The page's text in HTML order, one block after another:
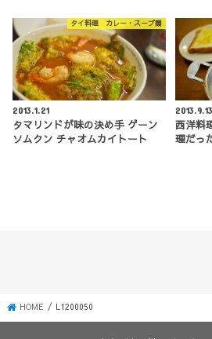
タイ料理 カレー・スープ類
2013.1.21
タマリンドが味の決め手 ゲーン
ソムクン チャオムカイトート
2013.9.13
西洋料
理だっ
HOME L1200050